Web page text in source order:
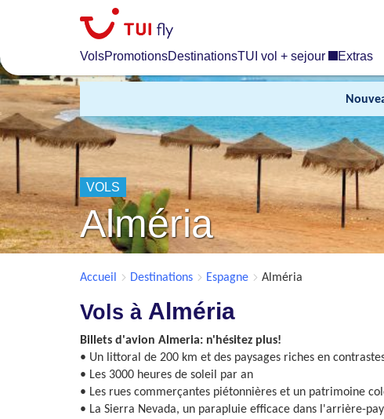
content
VolsPromotionsDestinationsTUI vol + sejour Extras
VOLS
Alméria
Accueil Destinations Espagne Alméria
Vols à Alméria
Billets d'avion Almeria: n'hésitez plus!
• Un littoral de 200 km et des paysages riches en
• Les 3000 heures de soleil par an
• Les rues commerçantes piétonnières et un patrimoine
• La Sierra Nevada, un parapluie efficace dans l'arrière-